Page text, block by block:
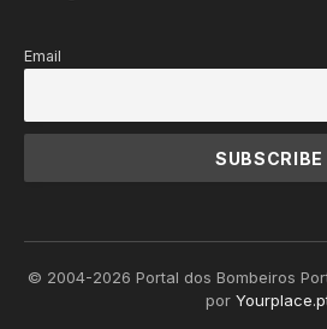
Email
© 2004-2026 Portal dos Bombeiros
por